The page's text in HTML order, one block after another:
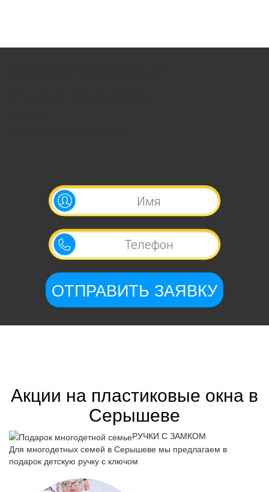
Акции на пластиковые окна в
Серышеве
РУЧКИ С ЗАМКОМ
Для многодетных семей в Серышеве мы предлагаем в
подарок детскую ручку с ключом